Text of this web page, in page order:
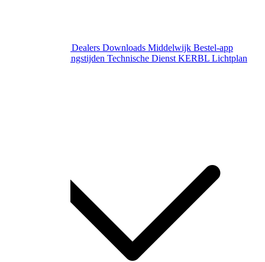
Dealers Downloads Middelwijk Bestel-app
Gewijzigde openingstijden Technische Dienst KERBL Lichtplan